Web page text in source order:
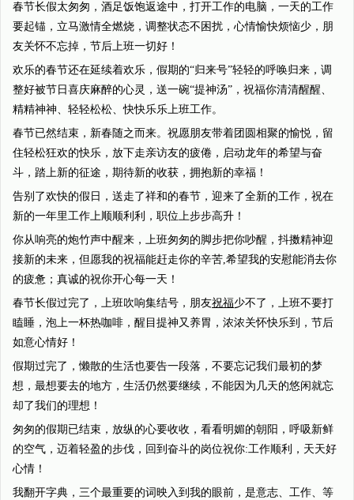
春节长假太匆匆，酒足饭饱返途中，打开工作的电脑，一天的工作
要起锚，立马激情全燃烧，调整状态不困扰，心情愉快烦恼少，朋
友关怀不忘掉，节后上班一切好！
欢乐的春节还在延续着欢乐，假期的“归来号”轻轻的呼唤归来，调
整好被节日喜庆麻醉的心灵，送一碗“提神汤”，祝福你清清醒醒、
精精神神、轻轻松松、快快乐乐上班工作。
春节已然结束，新春随之而来。祝愿朋友带着团圆相聚的愉悦，留
住轻松狂欢的快乐，放下走亲访友的疲倦，启动龙年的希望与奋
斗，踏上新的征途，期待新的收获，拥抱新的幸福！
告别了欢快的假日，送走了祥和的春节，迎来了全新的工作，祝在
新的一年里工作上顺顺利利，职位上步步高升！
你从响亮的炮竹声中醒来，上班匆匆的脚步把你吵醒，抖擞精神迎
接新的未来，但愿我的祝福能赶走你的辛苦,希望我的安慰能消去你
的疲惫；真诚的祝你开心每一天！
春节长假过完了，上班吹响集结号，朋友祝福少不了，上班不要打
瞌睡，泡上一杯热咖啡，醒目提神又养胃，浓浓关怀快乐到，节后
如意心情好！
假期过完了，懒散的生活也要告一段落，不要忘记我们最初的梦
想，最想要去的地方，生活仍然要继续，不能因为几天的悠闲就忘
却了我们的理想！
匆匆的假期已结束，放纵的心要收收，看看明媚的朝阳，呼吸新鲜
的空气，迈着轻盈的步伐，回到奋斗的岗位祝你:工作顺利，天天好
心情！
我翻开字典，三个最重要的词映入到我的眼前，是意志、工作、等